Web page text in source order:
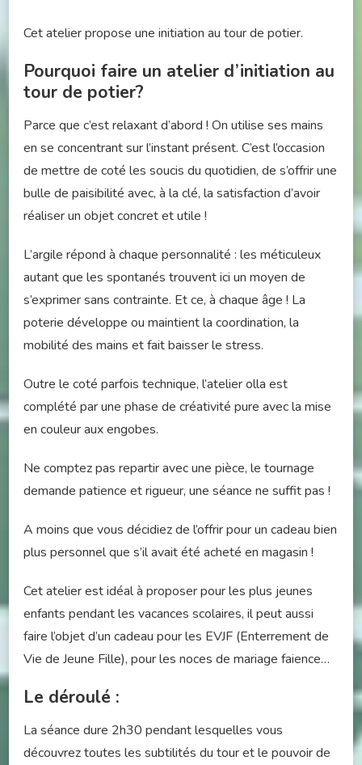
Cet atelier propose une initiation au tour de potier.
Pourquoi faire un atelier d’initiation au
tour de potier?
Parce que c’est relaxant d’abord ! On utilise ses mains
en se concentrant sur l’instant présent. C’est l’occasion
de mettre de coté les soucis du quotidien, de s’offrir une
bulle de paisibilité avec, à la clé, la satisfaction d’avoir
réaliser un objet concret et utile !
L’argile répond à chaque personnalité : les méticuleux
autant que les spontanés trouvent ici un moyen de
s’exprimer sans contrainte. Et ce, à chaque âge ! La
poterie développe ou maintient la coordination, la
mobilité des mains et fait baisser le stress.
Outre le coté parfois technique, l’atelier olla est
complété par une phase de créativité pure avec la mise
en couleur aux engobes.
Ne comptez pas repartir avec une pièce, le tournage
demande patience et rigueur, une séance ne suffit pas !
A moins que vous décidiez de l’offrir pour un cadeau bien
plus personnel que s’il avait été acheté en magasin !
Cet atelier est idéal à proposer pour les plus jeunes
enfants pendant les vacances scolaires, il peut aussi
faire l’objet d’un cadeau pour les EVJF (Enterrement de
Vie de Jeune Fille), pour les noces de mariage faience…
Le déroulé :
La séance dure 2h30 pendant lesquelles vous
découvrez toutes les subtilités du tour et le pouvoir de